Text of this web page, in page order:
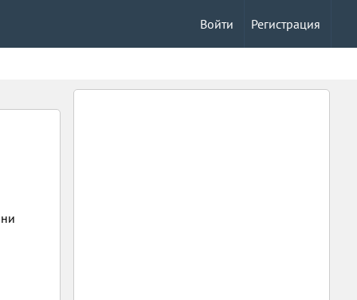
Регистрация
Войти